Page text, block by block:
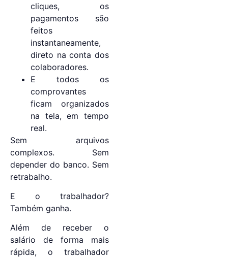
cliques, os
pagamentos são
feitos
instantaneamente,
direto na conta dos
colaboradores.
E todos os
comprovantes
ficam organizados
na tela, em tempo
real.
Sem arquivos
complexos. Sem
depender do banco. Sem
retrabalho.
E o trabalhador?
Também ganha.
Além de receber o
salário de forma mais
rápida, o trabalhador